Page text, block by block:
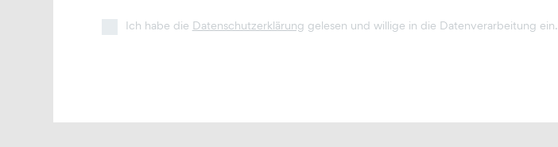
Ich habe die Datenschutzerklärung gelesen und willige in die Datenverarbeitung ein.